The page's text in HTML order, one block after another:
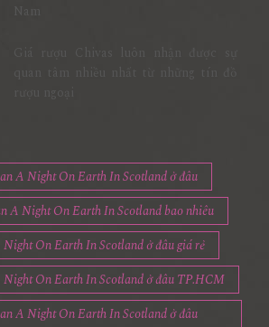
Nam
A Night On Earth In Scotland ở đâu
A Night On Earth In Scotland bao nhiêu
On Earth In Scotland ở đâu giá rẻ
On Earth In Scotland ở đâu TP.HCM
A Night On Earth In Scotland ở đâu